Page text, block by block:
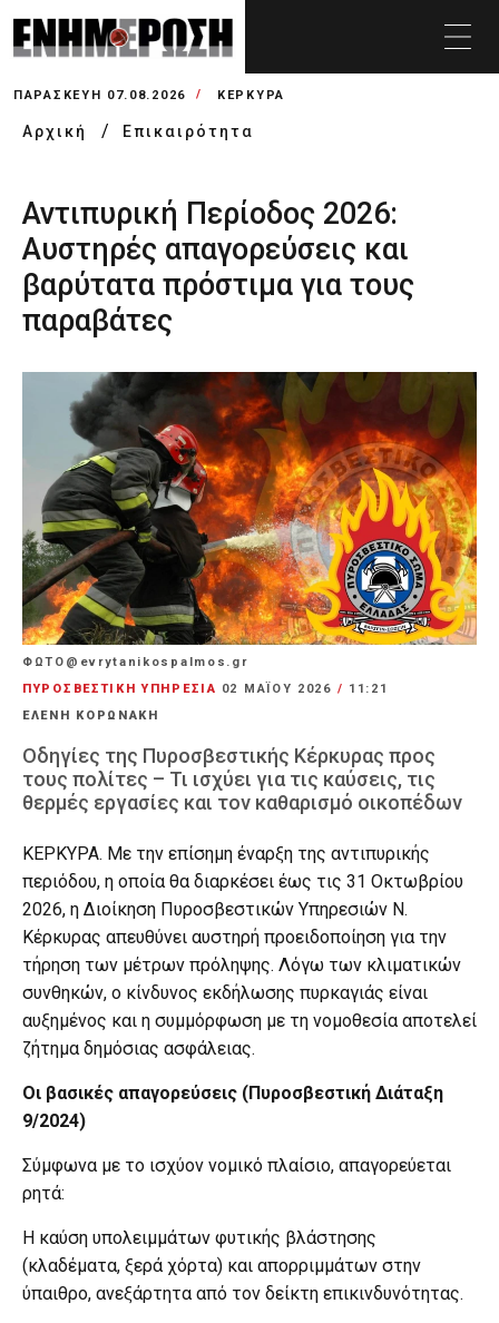
ΠΑΡΑΣΚΕΥΉ 07.08.2026 ΚΕΡΚΥΡΑ
Αρχική Επικαιρότητα
Αντιπυρική Περίοδος 2026:
Αυστηρές απαγορεύσεις και
βαρύτατα πρόστιμα για τους
παραβάτες
ΦΩΤΟ@evrytanikospalmos.gr
ΠΥΡΟΣΒΕΣΤΙΚΗ ΥΠΗΡΕΣΙΑ 02 ΜΑΪ́ΟΥ 2026 / 11:21
ΕΛΕΝΗ ΚΟΡΩΝΑΚΗ
Οδηγίες της Πυροσβεστικής Κέρκυρας προς
τους πολίτες – Τι ισχύει για τις καύσεις, τις
θερμές εργασίες και τον καθαρισμό οικοπέδων
ΚΕΡΚΥΡΑ. Με την επίσημη έναρξη της αντιπυρικής
περιόδου, η οποία θα διαρκέσει έως τις 31 Οκτωβρίου
2026, η Διοίκηση Πυροσβεστικών Υπηρεσιών Ν.
Κέρκυρας απευθύνει αυστηρή προειδοποίηση για την
τήρηση των μέτρων πρόληψης. Λόγω των κλιματικών
συνθηκών, ο κίνδυνος εκδήλωσης πυρκαγιάς είναι
αυξημένος και η συμμόρφωση με τη νομοθεσία αποτελεί
ζήτημα δημόσιας ασφάλειας.
Οι βασικές απαγορεύσεις (Πυροσβεστική Διάταξη
9/2024)
Σύμφωνα με το ισχύον νομικό πλαίσιο, απαγορεύεται
ρητά:
Η καύση υπολειμμάτων φυτικής βλάστησης
(κλαδέματα, ξερά χόρτα) και απορριμμάτων στην
ύπαιθρο, ανεξάρτητα από τον δείκτη επικινδυνότητας.